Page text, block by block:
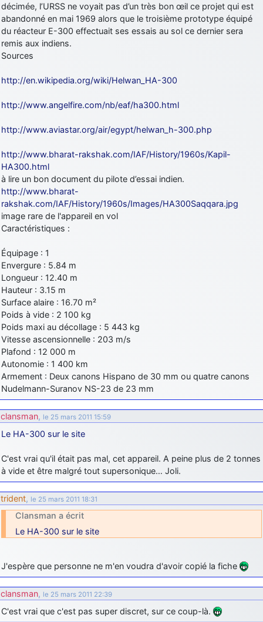
mahmoud: bonsoir, très instructif ce site .mais nous aimerions avoir
les photo des anciens appareils de l'armée de l'air de la haute -volta
d9pouces: Ça me casse quand même bien les pieds, j’avoue
jericho: Pour moi tout est à nouveau OK dirait-on… Merci à toi.
d9pouces : En espérant n’avoir coupé les accessoires de personne
au passage !
d9pouces: j'ai trouvé un palliatif un peu violent, mais ça devrait aller
d9pouces: cette fois, c'est le Brésil et Singapour qui mettent le site
jericho : Ah ben je peux te confirmer que j'étais resté dans le filtre…
d9pouces: Désolé ! Mon filtrage a été un peu trop violent
manifestement
tout voir
décimée, l’URSS ne voyait pas d’un très bon œil ce projet qui est
abandonné en mai 1969 alors que le troisième prototype équipé
du réacteur E-300 effectuait ses essais au sol ce dernier sera
remis aux indiens.
Sources
http://en.wikipedia.org/wiki/Helwan_HA-300
http://www.angelfire.com/nb/eaf/ha300.html
http://www.aviastar.org/air/egypt/helwan_h-300.php
http://www.bharat-rakshak.com/IAF/History/1960s/Kapil-
HA300.html
à lire un bon document du pilote d’essai indien.
http://www.bharat-
rakshak.com/IAF/History/1960s/Images/HA300Saqqara.jpg
image rare de l'appareil en vol
Caractéristiques :
Équipage : 1
Envergure : 5.84 m
Longueur : 12.40 m
Hauteur : 3.15 m
Surface alaire : 16.70 m²
Poids à vide : 2 100 kg
Poids maxi au décollage : 5 443 kg
Vitesse ascensionnelle : 203 m/s
Plafond : 12 000 m
Autonomie : 1 400 km
Armement : Deux canons Hispano de 30 mm ou quatre canons
Nudelmann-Suranov NS-23 de 23 mm
clansman, le 25 mars 2011 15:59
Le HA-300 sur le site
C'est vrai qu'il était pas mal, cet appareil. A peine plus de 2 tonnes
à vide et être malgré tout supersonique… Joli.
trident, le 25 mars 2011 18:31
Clansman a écrit
Le HA-300 sur le site
J'espère que personne ne m'en voudra d'avoir copié la fiche
clansman, le 25 mars 2011 22:39
C'est vrai que c'est pas super discret, sur ce coup-là.